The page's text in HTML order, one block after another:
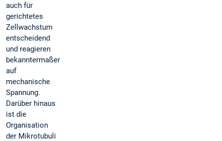
auch für
gerichtetes
Zellwachstum
entscheidend
und reagieren
bekanntermaßen
auf
mechanische
Spannung.
Darüber hinaus
ist die
Organisation
der Mikrotubuli